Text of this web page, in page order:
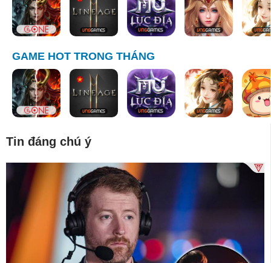
GAME HOT TRONG THÁNG
Tin đáng chú ý